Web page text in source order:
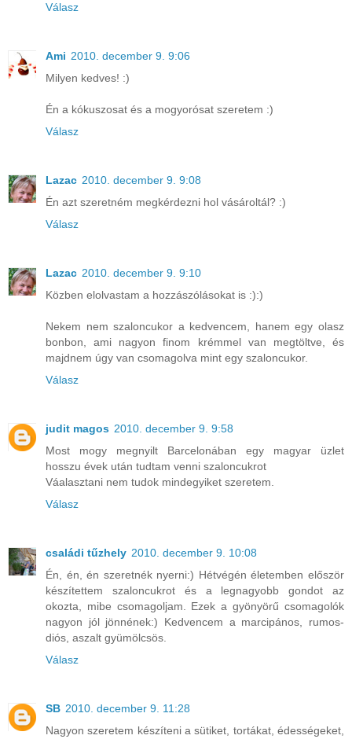
Válasz
Ami 2010. december 9. 9:06
Milyen kedves! :)
Én a kókuszosat és a mogyorósat szeretem :)
Válasz
Lazac 2010. december 9. 9:08
Én azt szeretném megkérdezni hol vásároltál? :)
Válasz
Lazac 2010. december 9. 9:10
Közben elolvastam a hozzászólásokat is :):)
Nekem nem szaloncukor a kedvencem, hanem egy olasz
bonbon, ami nagyon finom krémmel van megtöltve, és
majdnem úgy van csomagolva mint egy szaloncukor.
Válasz
judit magos 2010. december 9. 9:58
Most mogy megnyilt Barcelonában egy magyar üzlet
hosszu évek után tudtam venni szaloncukrot
Váalasztani nem tudok mindegyiket szeretem.
Válasz
családi tűzhely 2010. december 9. 10:08
Én, én, én szeretnék nyerni:) Hétvégén életemben először
készítettem szaloncukrot és a legnagyobb gondot az
okozta, mibe csomagoljam. Ezek a gyönyörű csomagolók
nagyon jól jönnének:) Kedvencem a marcipános, rumos-
diós, aszalt gyümölcsös.
Válasz
SB 2010. december 9. 11:28
Nagyon szeretem készíteni a sütiket, tortákat, édességeket,